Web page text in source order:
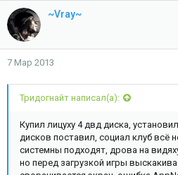
~Vray~
7 Мар 2013
Тридогнайт написал(а):
Купил лицуху 4 двд диска,
дисков поставил, социал клуб всё
системны подходят, дрова на
но перед загрузкой игры